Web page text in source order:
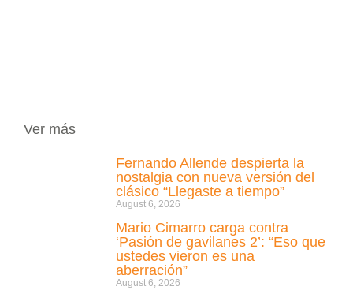
Ver más
Fernando Allende despierta la
nostalgia con nueva versión del
clásico “Llegaste a tiempo”
August 6, 2026
Mario Cimarro carga contra
‘Pasión de gavilanes 2’: “Eso que
ustedes vieron es una
aberración”
August 6, 2026